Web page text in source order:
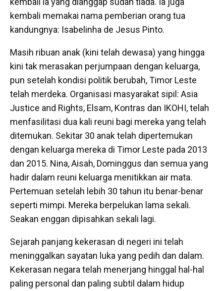
kembali memakai nama pemberian orang tua
kandungnya: Isabelinha de Jesus Pinto.
Masih ribuan anak (kini telah dewasa) yang hingga
kini tak merasakan perjumpaan dengan keluarga,
pun setelah kondisi politik berubah, Timor Leste
telah merdeka. Organisasi masyarakat sipil: Asia
Justice and Rights, Elsam, Kontras dan IKOHI, telah
menfasilitasi dua kali reuni bagi mereka yang telah
ditemukan. Sekitar 30 anak telah dipertemukan
dengan keluarga mereka di Timor Leste pada 2013
dan 2015. Nina, Aisah, Dominggus dan semua yang
hadir dalam reuni keluarga menitikkan air mata.
Pertemuan setelah lebih 30 tahun itu benar-benar
seperti mimpi. Mereka berpelukan lama sekali.
Seakan enggan dipisahkan sekali lagi.
Sejarah panjang kekerasan di negeri ini telah
meninggalkan sayatan luka yang pedih dan dalam.
Kekerasan negara telah menerjang hinggal hal-hal
paling personal dan paling subtil dalam hidup